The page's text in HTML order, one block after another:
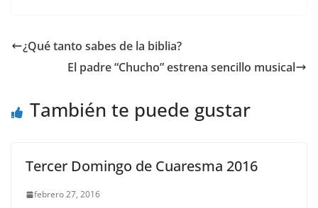
¿Qué tanto sabes de la biblia?
El padre “Chucho” estrena sencillo musical
También te puede gustar
Tercer Domingo de Cuaresma 2016
febrero 27, 2016